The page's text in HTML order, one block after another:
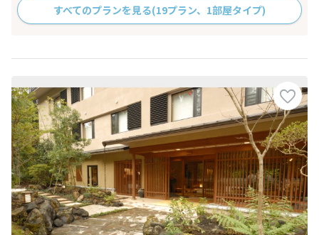
すべてのプランを見る(19プラン、1部屋タイプ)